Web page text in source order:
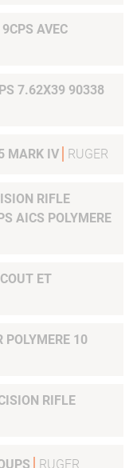
AVEC
7.62X39 90338
MARK IV RUGER
RIFLE
AICS POLYMERE
ET
10
RIFLE
RUGER